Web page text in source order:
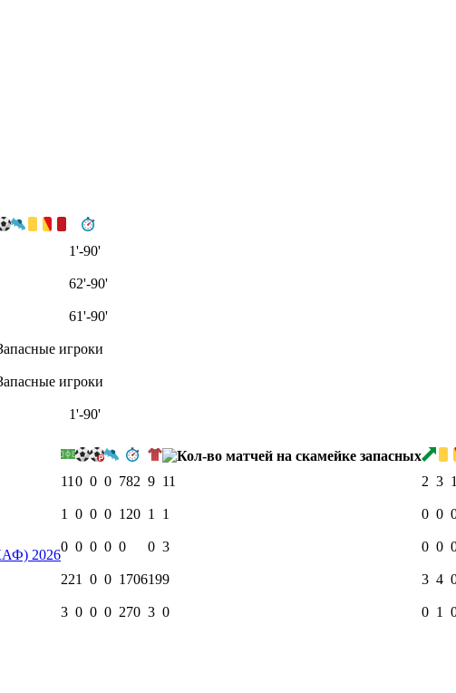
1'-90'
62'-90'
61'-90'
игроки
игроки
1'-90'
11 0 0 0 782 9 11 2 3
1 0 0 0 120 1 1 0 0
2026
0 0 0 0 0 0 3 0 0
221 0 0 1706199 3 4
3 0 0 0 270 3 0 0 1